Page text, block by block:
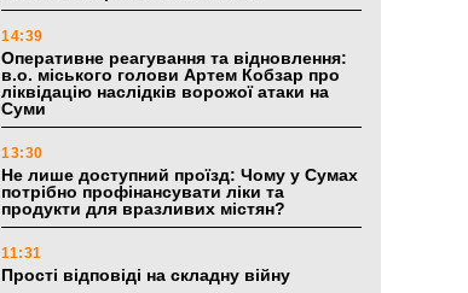
14:39
Оперативне реагування та відновлення:
в.о. міського голови Артем Кобзар про
ліквідацію наслідків ворожої атаки на
Суми
13:30
Не лише доступний проїзд: Чому у Сумах
потрібно профінансувати ліки та
продукти для вразливих містян?
11:31
Прості відповіді на складну війну